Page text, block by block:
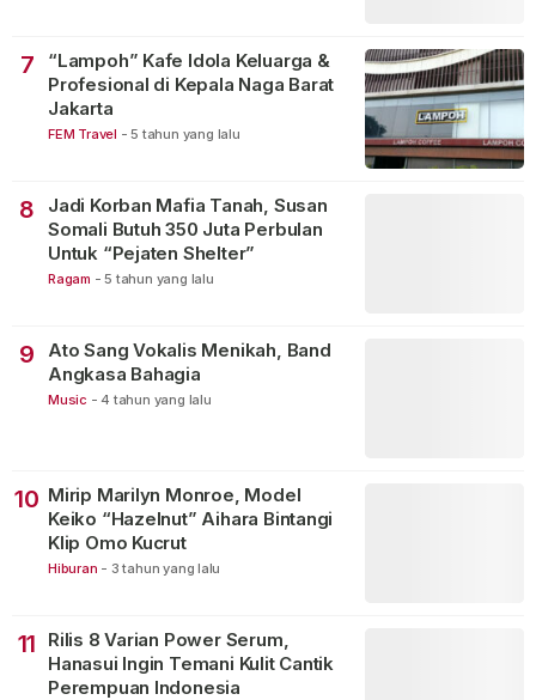
7
“Lampoh” Kafe Idola Keluarga &
Profesional di Kepala Naga Barat
Jakarta
FEM Travel - 5 tahun yang lalu
8
Jadi Korban Mafia Tanah, Susan
Somali Butuh 350 Juta Perbulan
Untuk “Pejaten Shelter”
Ragam - 5 tahun yang lalu
9
Ato Sang Vokalis Menikah, Band
Angkasa Bahagia
Music - 4 tahun yang lalu
10 Mirip Marilyn Monroe, Model
Keiko “Hazelnut” Aihara Bintangi
Klip Omo Kucrut
Hiburan - 3 tahun yang lalu
11
Rilis 8 Varian Power Serum,
Hanasui Ingin Temani Kulit Cantik
Perempuan Indonesia